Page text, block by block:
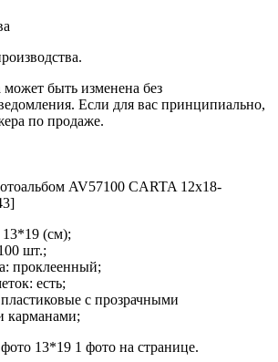
может быть изменена без
Если для вас принципиально,
по продаже.
AV57100 CARTA 12x18-
(см);
шт.;
проклеенный;
есть;
с прозрачными
карманами;
13*19 1 фото на странице.